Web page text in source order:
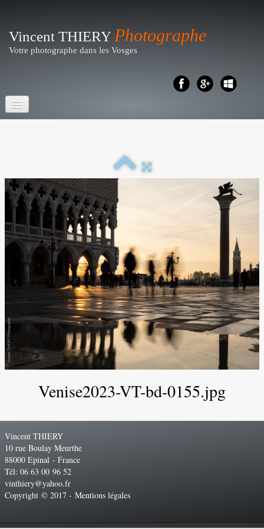
Vincent THIERY Photographe
Votre photographe dans les Vosges
Reportages▼
Business - Entreprises▼
Artistique
Venise2023-VT-bd-0155.jpg
Vincent THIERY
10 rue Boulay Meurthe
88000 Epinal - France
Tél: 06 63 00 96 52
vinthiery@yahoo.fr
Copyright © 2017 - Mentions légales